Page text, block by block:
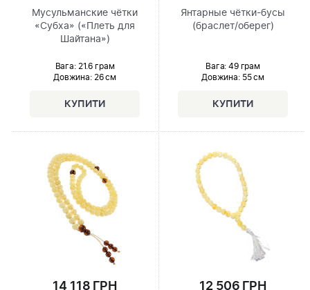
Мусульманские чётки
«Субха» («Плеть для
Шайтана»)
Вага: 21.6 грам
Довжина:26 см
Янтарные чётки-бусы
(браслет/оберег)
Вага: 49 грам
Довжина:55 см
14 118 ГРН 12 506 ГРН